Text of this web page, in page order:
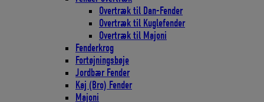
Overtræk til Dan-Fender
Overtræk til Kuglefender
Overtræk til Majoni
Fenderkrog
Fortøjningsbøje
Jordbær Fender
Kaj (Bro) Fender
Majoni